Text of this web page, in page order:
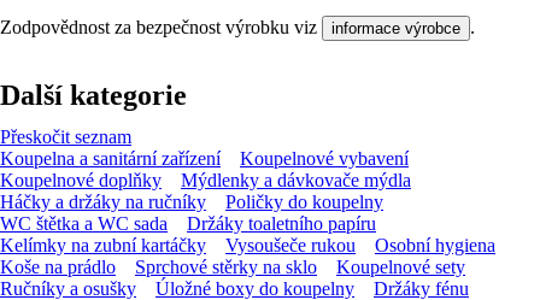
Zodpovědnost za bezpečnost výrobku viz informace výrobce .
Další kategorie
Přeskočit seznam
Koupelna a sanitární zařízení
Koupelnové vybavení
Koupelnové doplňky
Mýdlenky a dávkovače mýdla
Háčky a držáky na ručníky
Poličky do koupelny
WC štětka a WC sada
Držáky toaletního papíru
Kelímky na zubní kartáčky
Vysoušeče rukou
Osobní hygiena
Koše na prádlo
Sprchové stěrky na sklo
Koupelnové sety
Ručníky a osušky
Úložné boxy do koupelny Držáky fénu